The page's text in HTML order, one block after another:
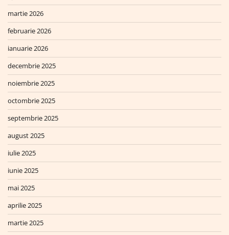
martie 2026
februarie 2026
ianuarie 2026
decembrie 2025
noiembrie 2025
octombrie 2025
septembrie 2025
august 2025
iulie 2025
iunie 2025
mai 2025
aprilie 2025
martie 2025